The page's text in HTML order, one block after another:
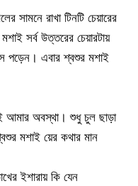
সামনে রাখা টিনটি চেয়ারের
সর্ব উত্তরের চেয়ারটায়
পড়েন। এবার শ্বশুর মশাই
আমার অবস্থা। শুধু চুল ছাড়া
মশাই য়ের কথার মান
ইশারায় কি যেন